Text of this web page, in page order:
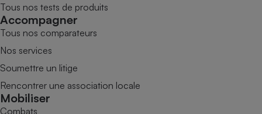
Tous nos tests de produits
Accompagner
Tous nos comparateurs
Nos services
Soumettre un litige
Rencontrer une association locale
Mobiliser
Combats